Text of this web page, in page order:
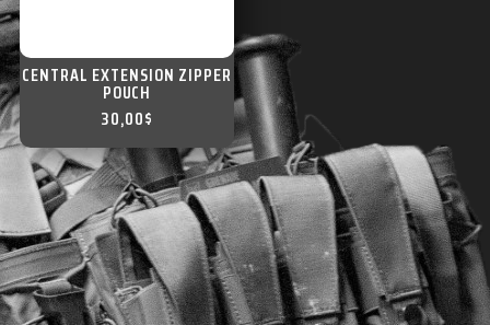
CENTRAL EXTENSION ZIPPER
POUCH
30,00$